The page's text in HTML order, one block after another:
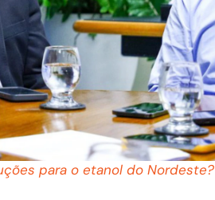
para o etanol do Nordeste?